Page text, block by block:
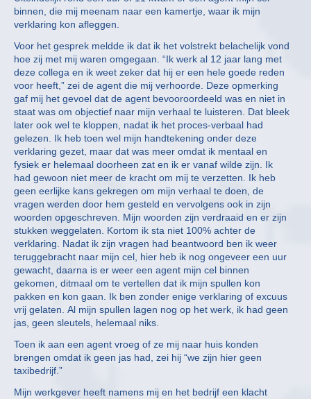
binnen, die mij meenam naar een kamertje, waar ik mijn
verklaring kon afleggen.
Voor het gesprek meldde ik dat ik het volstrekt belachelijk vond
hoe zij met mij waren omgegaan. “Ik werk al 12 jaar lang met
deze collega en ik weet zeker dat hij er een hele goede reden
voor heeft,” zei de agent die mij verhoorde. Deze opmerking
gaf mij het gevoel dat de agent bevooroordeeld was en niet in
staat was om objectief naar mijn verhaal te luisteren. Dat bleek
later ook wel te kloppen, nadat ik het proces-verbaal had
gelezen. Ik heb toen wel mijn handtekening onder deze
verklaring gezet, maar dat was meer omdat ik mentaal en
fysiek er helemaal doorheen zat en ik er vanaf wilde zijn. Ik
had gewoon niet meer de kracht om mij te verzetten. Ik heb
geen eerlijke kans gekregen om mijn verhaal te doen, de
vragen werden door hem gesteld en vervolgens ook in zijn
woorden opgeschreven. Mijn woorden zijn verdraaid en er zijn
stukken weggelaten. Kortom ik sta niet 100% achter de
verklaring. Nadat ik zijn vragen had beantwoord ben ik weer
teruggebracht naar mijn cel, hier heb ik nog ongeveer een uur
gewacht, daarna is er weer een agent mijn cel binnen
gekomen, ditmaal om te vertellen dat ik mijn spullen kon
pakken en kon gaan. Ik ben zonder enige verklaring of excuus
vrij gelaten. Al mijn spullen lagen nog op het werk, ik had geen
jas, geen sleutels, helemaal niks.
Toen ik aan een agent vroeg of ze mij naar huis konden
brengen omdat ik geen jas had, zei hij “we zijn hier geen
taxibedrijf.”
Mijn werkgever heeft namens mij en het bedrijf een klacht